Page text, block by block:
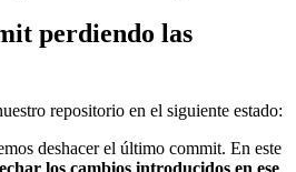
perdiendo las
repositorio en el siguiente estado:
deshacer el último commit. En este
los cambios introducidos en ese